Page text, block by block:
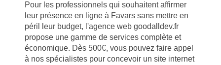
Pour les professionnels qui souhaitent affirmer
leur présence en ligne à Favars sans mettre en
péril leur budget, l'agence web goodalldev.fr
propose une gamme de services complète et
économique. Dès 500€, vous pouvez faire appel
à nos spécialistes pour concevoir un site internet